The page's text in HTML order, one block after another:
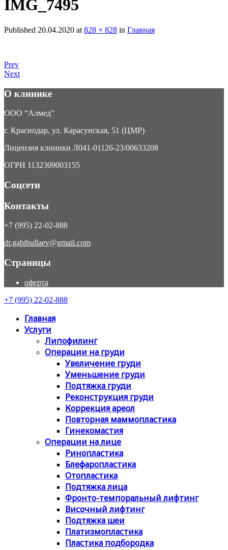
IMG_7495
Published 20.04.2020 at 828 × 828 in Главная
Prev
Next
О клинике
ООО “Алмед”
г. Краснодар, ул. Карасунская, 51 (ЦМР)
Лицензия клиники Л041-01126-23/00633208
ОГРН 1132309003155
Соцсети
Контакты
+7 (995) 22-02-888
dr.gabibullaev@gmail.com
Страницы
оферта
+7 (995) 22-02-888
Главная
Услуги
Липофилинг
Операции на груди
Увеличение груди
Уменьшение груди
Подтяжка груди
Реконструкция груди
Коррекция ареол
Повторная маммопластика
Гинекомастия
Операции на лице
Ринопластика
Блефаропластика
Отопластика
Подтяжка лица
Фронто-темпоральный лифтинг
Височный лифтинг
Подтяжка шеи
Платизмопластика
Пластика подбородка